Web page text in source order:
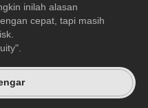
inilah alasan
cepat, tapi masih